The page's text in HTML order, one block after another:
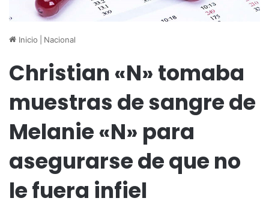
Inicio Nacional
Christian «N» tomaba
muestras de sangre de
Melanie «N» para
asegurarse de que no
le fuera infiel